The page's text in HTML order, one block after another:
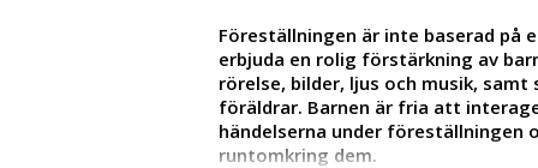
Föreställningen är inte baserad
erbjuda en rolig förstärkning av
rörelse, bilder, ljus och musik,
föräldrar. Barnen är fria att
händelserna under föreställningen
runtomkring dem.